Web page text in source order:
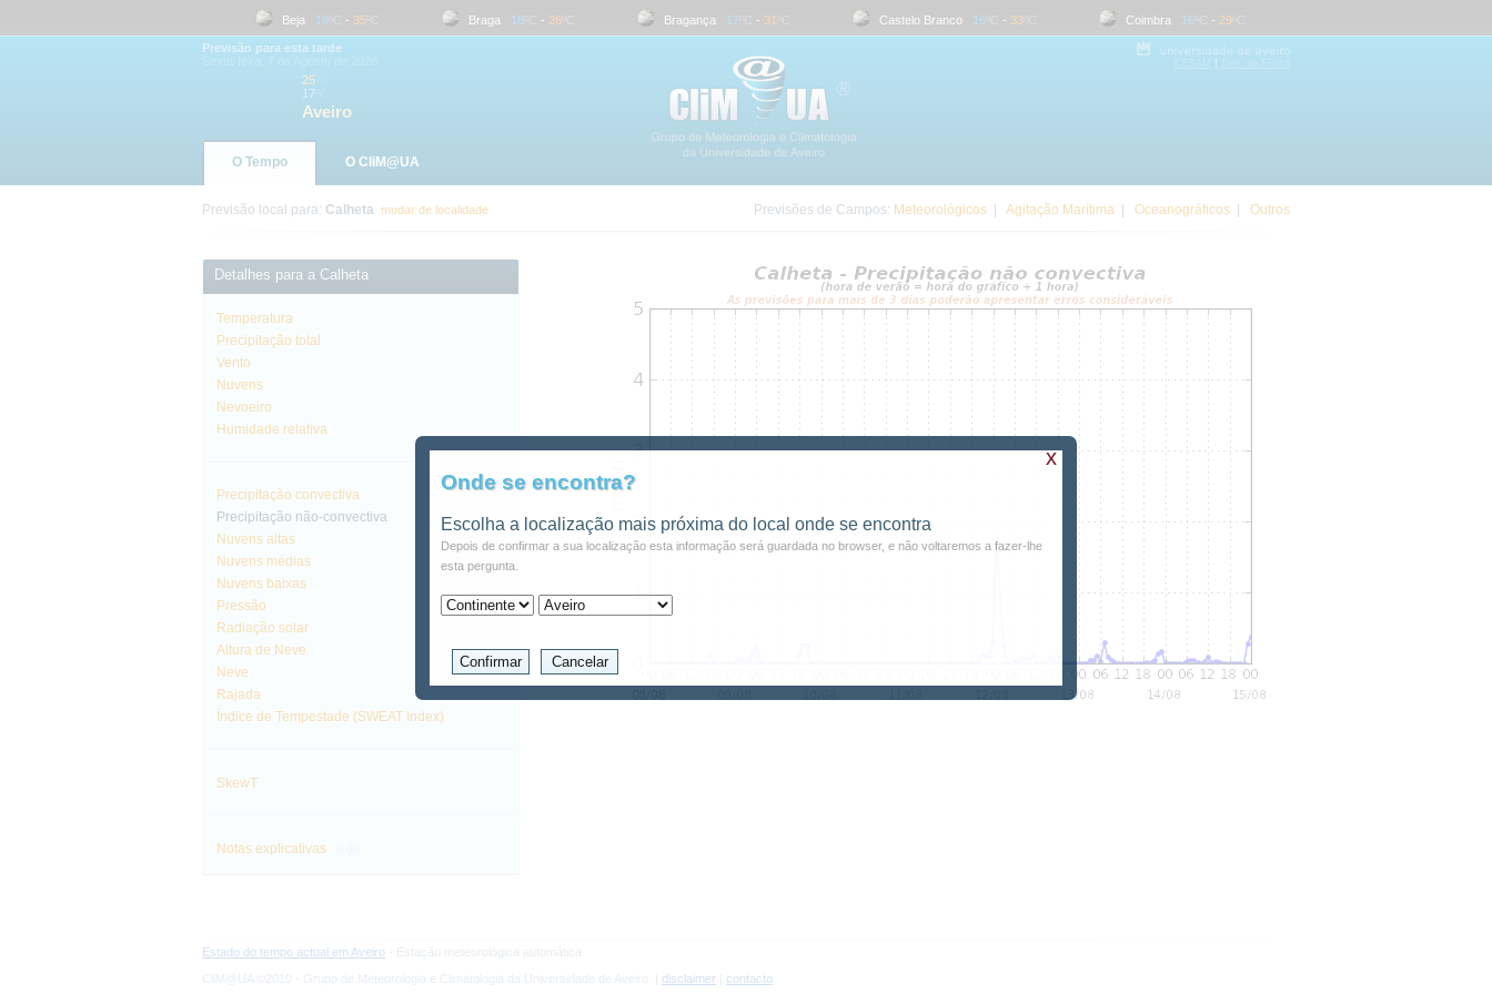
Beja 18ºC 35ºC Braga 18ºC 26ºC Bragança 17ºC 31ºC Castelo Branco 16ºC 33ºC Coimbra 16ºC 29ºC
|
Previsão para esta tarde
25
17
Aveiro
O Tempo O CliM@UA
Previsão local para: Calheta mudar de localidade Previsões de Campos: Meteorológicos Agitação Marítima Oceanográficos Outros
Detalhes para a Calheta
Temperatura
Precipitação total
Vento
Nuvens
Nevoeiro
Humidade relativa
Precipitação convectiva
Precipitação não-convectiva
Nuvens altas
Nuvens médias
Nuvens baixas
Pressão
Radiação solar
Altura de Neve
Neve
Rajada
Índice de Tempestade (SWEAT Index)
SkewT
Notas explicativas
Estado do tempo actual em Aveiro - Estação meteorológica automática
CliM@UA ©2010 - Grupo de Meteorologia e Climatologia da Universidade de Aveiro | disclaimer contacto
Onde se encontra?
Escolha a localização mais próxima do local onde se encontra
Depois de confirmar a sua localização esta informação será guardada no browser, e não voltaremos a fazer-lhe
esta pergunta.
x